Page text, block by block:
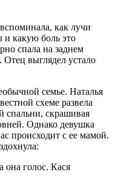
как лучи
какую боль это
спала на заднем
Отец выглядел устало
семье. Наталья
схеме развела
спальни, скрашивая
Однако девушка
происходит с ее мамой.
голос. Кася